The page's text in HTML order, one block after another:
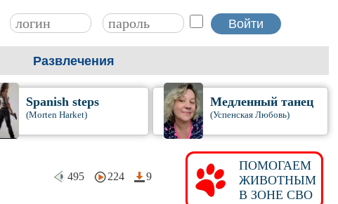
Развлечения
Spanish steps
(Morten Harket)
Медленный танец
(Успенская Любовь)
495 224 9
ПОМОГАЕМ
ЖИВОТНЫМ
В ЗОНЕ СВО